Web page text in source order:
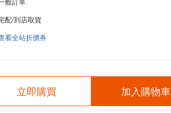
配/到店取貨
看全站折價券
立即購買 加入購物車